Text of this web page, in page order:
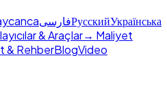
فارسیРусскийУкраїнська
& Araçlar→ Maliyet
& RehberBlogVideo